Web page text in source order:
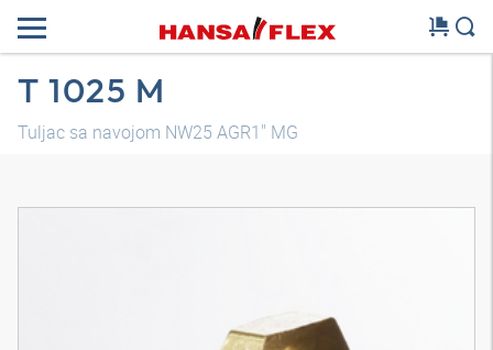
T 1025 M
Tuljac sa navojom NW25 AGR1" MG